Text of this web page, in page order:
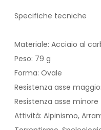
Specifiche tecniche
Materiale: Acciaio al
Peso: 79 g
Forma: Ovale
Resistenza asse
Resistenza asse minore
Attività: Alpinismo,